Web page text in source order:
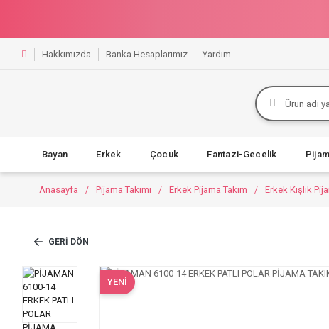
Hakkımızda Banka Hesaplarımız Yardım
Bayan Erkek Çocuk Fantazi-Gecelik
Anasayfa Pijama Takımı Erkek Pijama Takım Erkek Kışlık
GERI DÖN
YENİ